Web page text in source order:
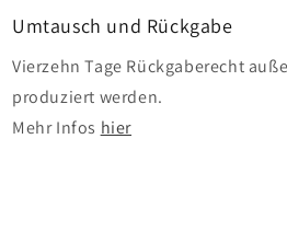
Umtausch und Rückgabe
Vierzehn Tage Rückgaberecht
produziert werden.
Mehr Infos hier